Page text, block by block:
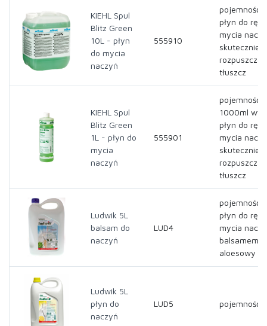
KIEHL Spul
Blitz Green
10L - płyn
do mycia
naczyń
555910
pojemność-
płyn do
mycia
skutecznie
rozpuszcza
tłuszcz
KIEHL Spul
Blitz Green
1L - płyn do
mycia
naczyń
555901
pojemność-
1000ml
płyn do
mycia
skutecznie
rozpuszcza
tłuszcz
Ludwik 5L
balsam do
naczyń
LUD4
pojemność-
płyn do
mycia
balsamem
aloesowy
Ludwik 5L
płyn do
naczyń
LUD5 pojemność-